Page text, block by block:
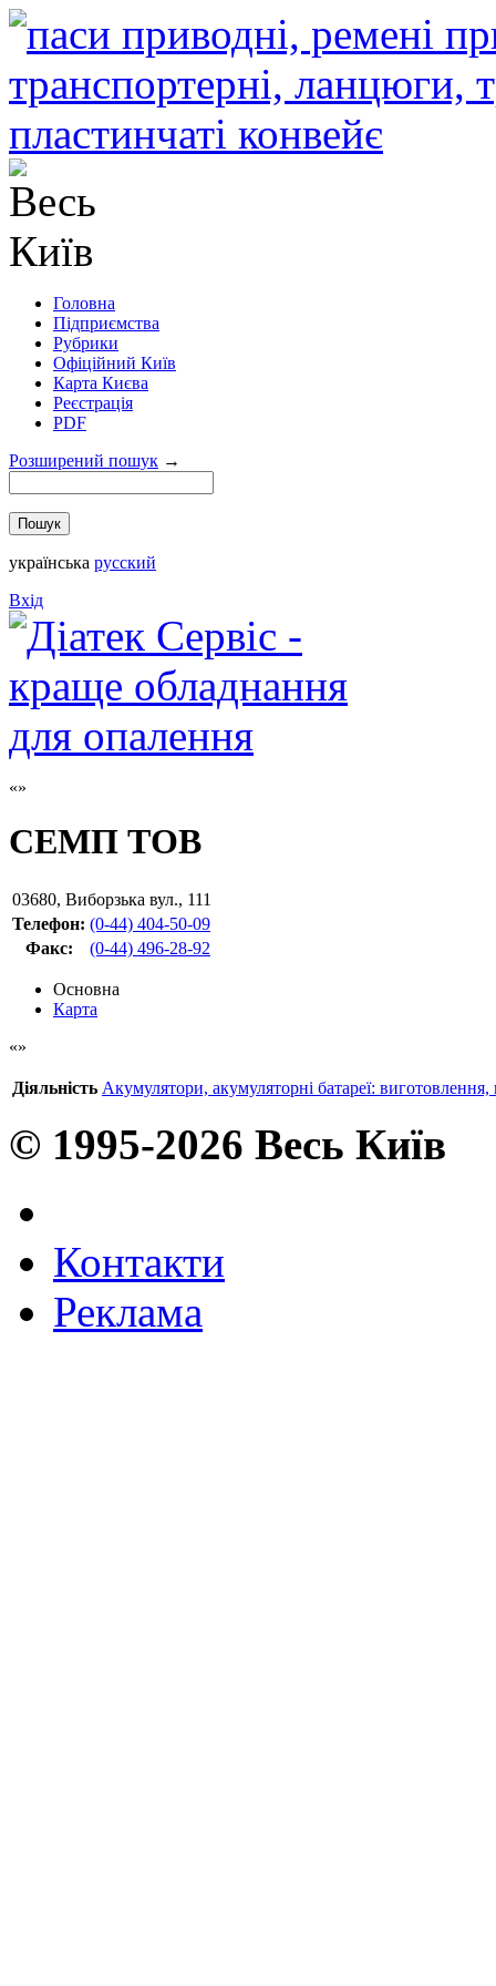
Головна
Підприємства
Рубрики
Офіційний Київ
Карта Києва
Реєстрація
PDF
Розширений пошук →
українська русский
Вхід
СЕМП ТОВ
03680, Виборзька вул., 111
Телефон: (0-44) 404-50-09
Факс: (0-44) 496-28-92
Основна
Карта
Діяльність Акумулятори, акумуляторні батареї:
© 1995-2026 Весь Київ
Контакти
Реклама